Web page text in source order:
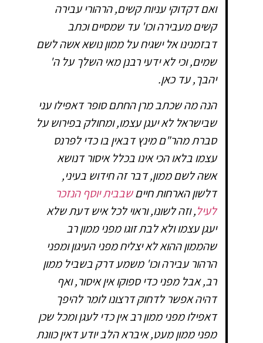
ואם דקדוקי עניות קשים, הרהורי עבירה
קשים מעבירה וכו' עד שמסיים וכתב
דבזמנינו אל ישגיח על ממון נושא אשה לשם
שמים, וכי לא ידעי רבנן מאי השלך על ה'
יהבך, עד כאן.
הנה מה שכתב מרן החתם סופר דאפילו עני
שבישראל לא יעגן עצמו, ומחולק בפירוש על
סברת מהר"ם מינץ דבאין בו כדי לפרנס
עצמו בלאו הכי אינו בכלל איסור דנושא
אשה לשם ממון, דבר זה חידוש בעיני,
דלשון הארחות חייםשבבית יוסף הנזכר
לעיל, וזה לשונו, וראוי לכל איש דעת שלא
יעגן עצמו ולא לבת זוגו מפני ממון רב
שהממון ההוא לא יצליח מפני העיגון ומפני
הרהור עבירה וכו' משמע דרק בשביל ממון
רב, אבל מפני כדי ספוקו אין איסור, ואף
דהיה אפשר לדחוק דרצונו לומר להיפך
דאפילו מפני ממון רב אין כדי לעגן ומכל שכן
מפני ממון מעט, איברא הלב יודע דאין כוונת